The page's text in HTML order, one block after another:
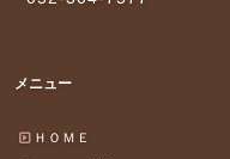
メニュー
ＨＯＭＥ